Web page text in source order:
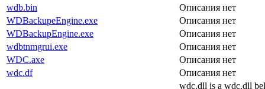
wdb.bin
Описания нет
WDBackupeEngine.exe
Описания нет
WDBackupEngine.exe
Описания нет
wdbtnmgrui.exe
Описания нет
WDC.axe
Описания нет
wdc.df
Описания нет
wdc.dll is a wdc.dll